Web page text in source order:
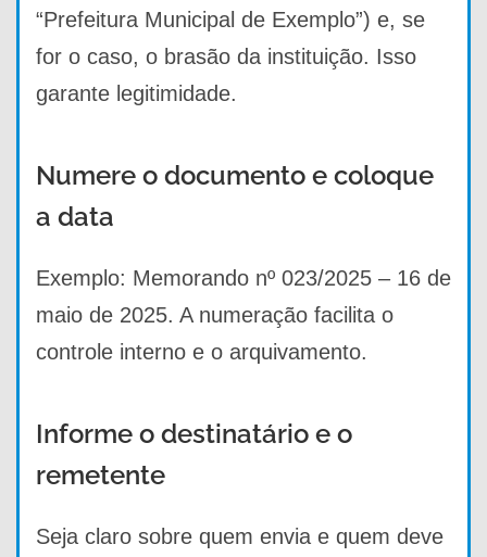
“Prefeitura Municipal de Exemplo”) e, se
for o caso, o brasão da instituição. Isso
garante legitimidade.
Numere o documento e coloque
a data
Exemplo: Memorando nº 023/2025 – 16 de
maio de 2025. A numeração facilita o
controle interno e o arquivamento.
Informe o destinatário e o
remetente
Seja claro sobre quem envia e quem deve